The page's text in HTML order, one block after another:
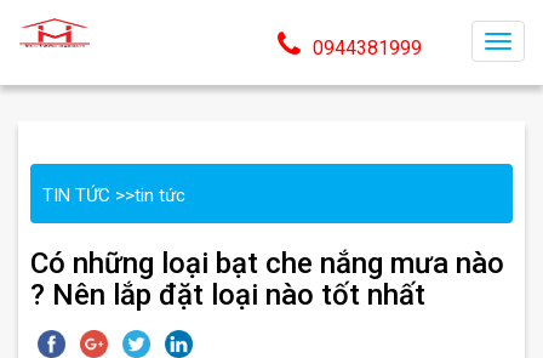
T
l
n
a
0944381999
TIN TỨC >>tin tức
Có những loại bạt che nắng mưa nào
? Nên lắp đặt loại nào tốt nhất